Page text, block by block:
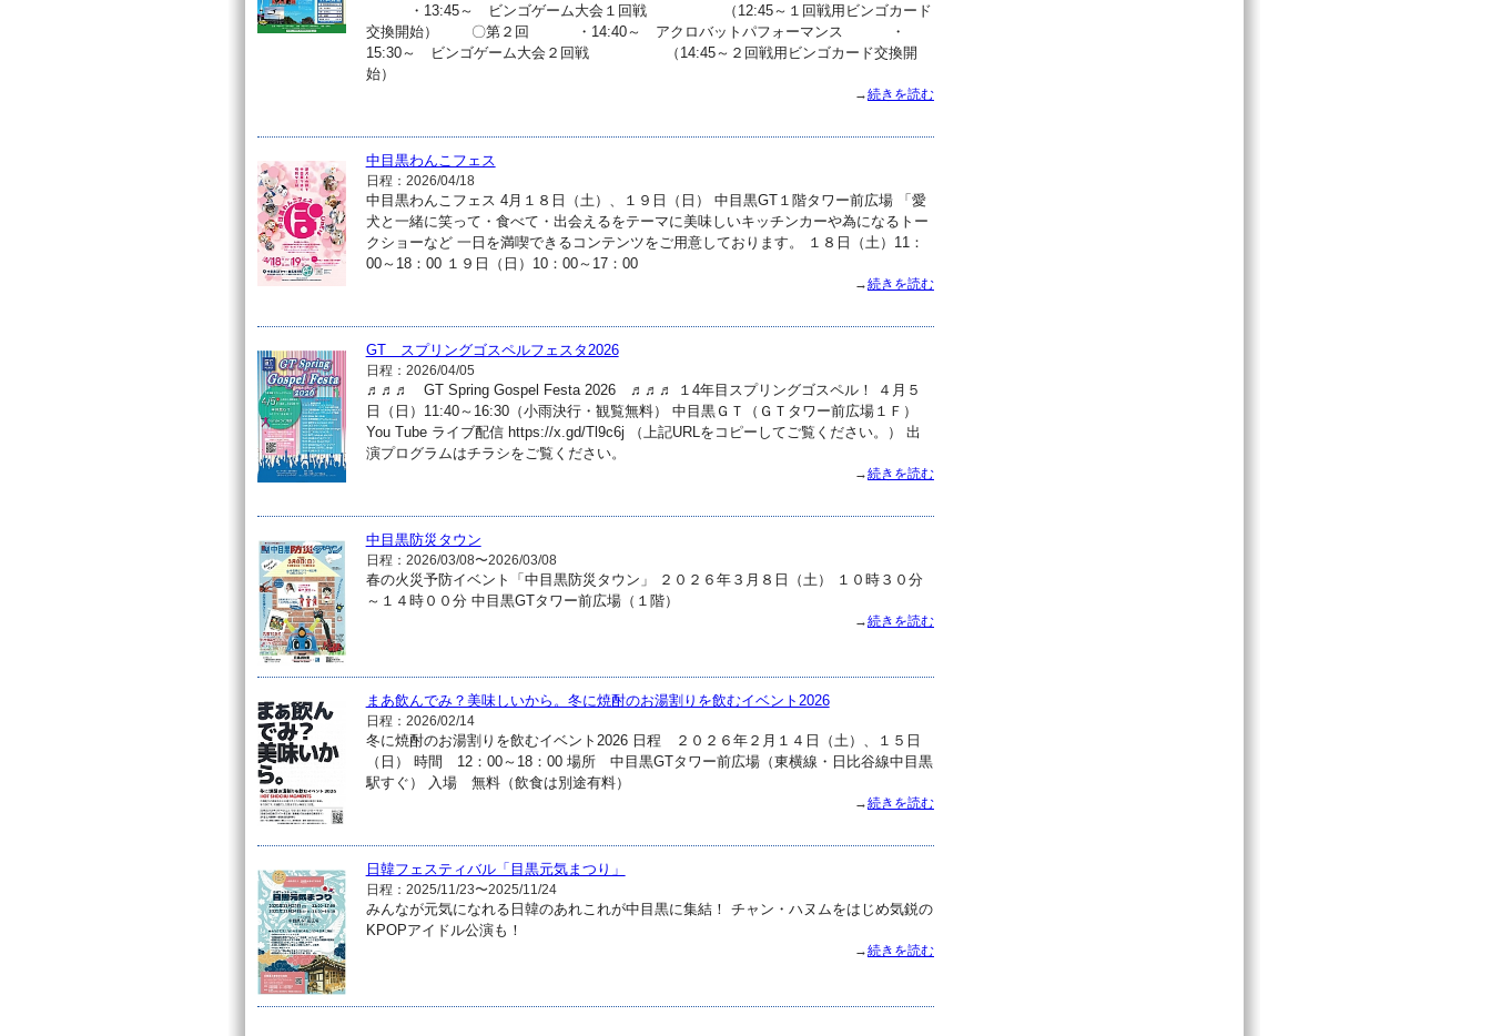
・13:45～ ビンゴゲーム大会１回戦 （12:45～１回戦用ビンゴカード
交換開始） 〇第２回 ・14:40～ アクロバットパフォーマンス ・
15:30～ ビンゴゲーム大会２回戦 （14:45～２回戦用ビンゴカード交換開
始）
→ 続きを読む
中目黒わんこフェス
日程：2026/04/18
中目黒わんこフェス 4月１８日（土）、１９日（日） 中目黒GT１階タワー前広場 「愛
犬と一緒に笑って・食べて・出会えるをテーマに美味しいキッチンカーや為になるトー
クショーなど 一日を満喫できるコンテンツをご用意しております。 １８日（土）11：
00～18：00 １９日（日）10：00～17：00
→ 続きを読む
GT スプリングゴスペルフェスタ2026
日程：2026/04/05
♬♬♬ GT Spring Gospel Festa 2026 ♬♬♬ １4年目スプリングゴスペル！ ４月５
日（日）11:40～16:30（小雨決行・観覧無料） 中目黒ＧＴ（ＧＴタワー前広場１Ｆ）
You Tube ライブ配信 https://x.gd/Tl9c6j （上記URLをコピーしてご覧ください。） 出
演プログラムはチラシをご覧ください。
→ 続きを読む
中目黒防災タウン
日程：2026/03/08〜2026/03/08
春の火災予防イベント「中目黒防災タウン」 ２０２６年３月８日（土） １０時３０分
～１４時００分 中目黒GTタワー前広場（１階）
→ 続きを読む
まあ飲んでみ？美味しいから。冬に焼酎のお湯割りを飲むイベント2026
日程：2026/02/14
冬に焼酎のお湯割りを飲むイベント2026 日程 ２０２６年２月１４日（土）、１５日
（日） 時間 12：00～18：00 場所 中目黒GTタワー前広場（東横線・日比谷線中目黒
駅すぐ） 入場 無料（飲食は別途有料）
→続きを読む
日韓フェスティバル「目黒元気まつり」
日程：2025/11/23〜2025/11/24
みんなが元気になれる日韓のあれこれが中目黒に集結！ チャン・ハヌムをはじめ気鋭の
KPOPアイドル公演も！
→続きを読む